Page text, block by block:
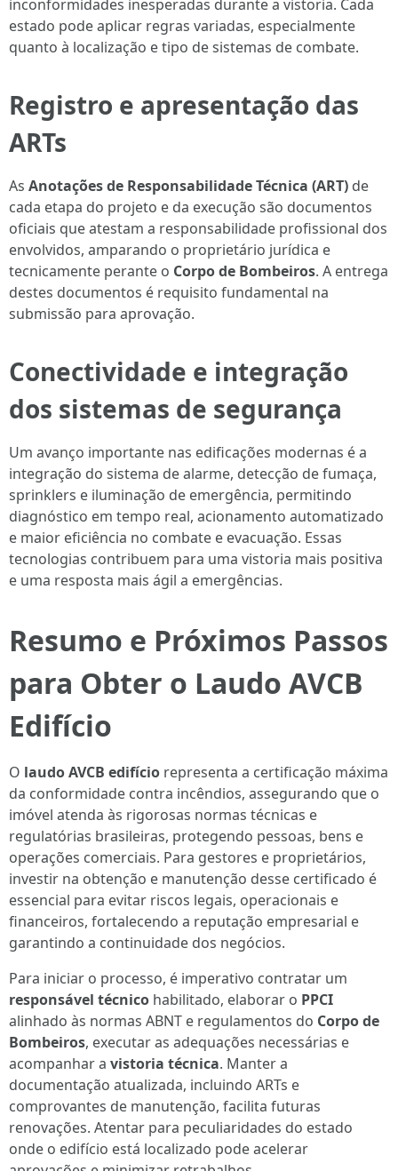
inconformidades inesperadas durante a vistoria. Cada
estado pode aplicar regras variadas, especialmente
quanto à localização e tipo de sistemas de combate.
Registro e apresentação das
ARTs
As Anotações de Responsabilidade Técnica (ART) de
cada etapa do projeto e da execução são documentos
oficiais que atestam a responsabilidade profissional dos
envolvidos, amparando o proprietário jurídica e
tecnicamente perante o Corpo de Bombeiros. A entrega
destes documentos é requisito fundamental na
submissão para aprovação.
Conectividade e integração
dos sistemas de segurança
Um avanço importante nas edificações modernas é a
integração do sistema de alarme, detecção de fumaça,
sprinklers e iluminação de emergência, permitindo
diagnóstico em tempo real, acionamento automatizado
e maior eficiência no combate e evacuação. Essas
tecnologias contribuem para uma vistoria mais positiva
e uma resposta mais ágil a emergências.
Resumo e Próximos Passos
para Obter o Laudo AVCB
Edifício
O laudo AVCB edifício representa a certificação máxima
da conformidade contra incêndios, assegurando que o
imóvel atenda às rigorosas normas técnicas e
regulatórias brasileiras, protegendo pessoas, bens e
operações comerciais. Para gestores e proprietários,
investir na obtenção e manutenção desse certificado é
essencial para evitar riscos legais, operacionais e
financeiros, fortalecendo a reputação empresarial e
garantindo a continuidade dos negócios.
Para iniciar o processo, é imperativo contratar um
responsável técnico habilitado, elaborar o PPCI
alinhado às normas ABNT e regulamentos do Corpo de
Bombeiros, executar as adequações necessárias e
acompanhar a vistoria técnica. Manter a
documentação atualizada, incluindo ARTs e
comprovantes de manutenção, facilita futuras
renovações. Atentar para peculiaridades do estado
onde o edifício está localizado pode acelerar